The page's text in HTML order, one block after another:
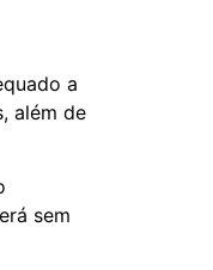
a
além de
sem